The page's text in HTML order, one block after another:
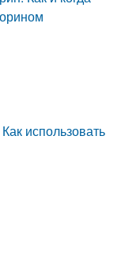
использовать